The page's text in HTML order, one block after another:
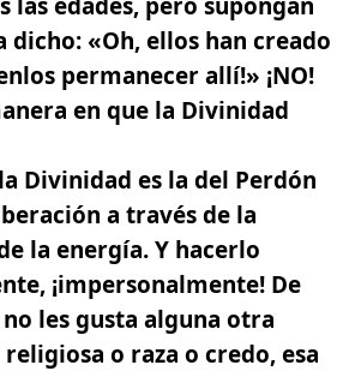
dicho: «Oh, ellos han creado
permanecer allí!» ¡NO!
en que la Divinidad
Divinidad es la del Perdón
a través de la
la energía.Y hacerlo
¡impersonalmente! De
les gusta alguna otra
o raza o credo,esa